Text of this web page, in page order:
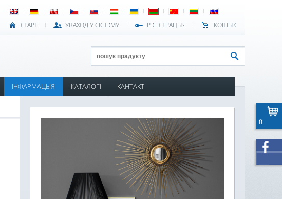
СТАРТ УВАХОД У СІСТЭМУ РЭГІСТРАЦЫЯ КОШЫК
ІНФАРМАЦЫЯ КАТАЛОГІ КАНТАКТ
0